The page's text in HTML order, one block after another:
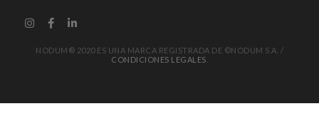
NODUM® 2020 ES UNA MARCA REGISTRADA DE ©NODUM S.A. /
CONDICIONES LEGALES